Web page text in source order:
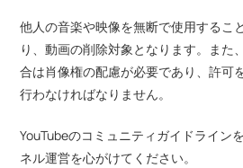
他人の音楽や映像を無断で使用するこ
り、動画の削除対象となります。また
合は肖像権の配慮が必要であり、許可
行わなければなりません。
YouTubeのコミュニティガイドライン
ネル運営を心がけてください。